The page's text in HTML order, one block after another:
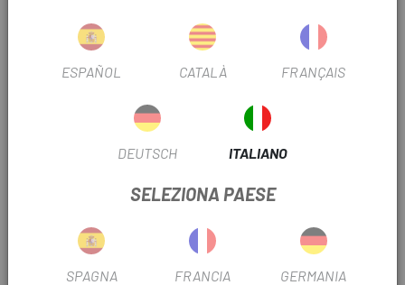
INFORMAZIONI SUL PRODOTTO
Include viti di installazione.
Non include la piastra filettata interna.
PRODOTTI SIMILI
ESPAÑOL CATALÀ FRANÇAIS
DEUTSCH ITALIANO
SELEZIONA PAESE
SPAGNA FRANCIA GERMANIA